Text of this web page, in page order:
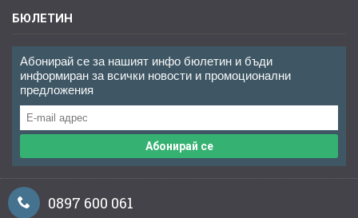
БЮЛЕТИН
Абонирай се за нашият инфо бюлетин и бъди
информиран за всички новости и промоционални
предложения
Абонирай се
0897 600 061